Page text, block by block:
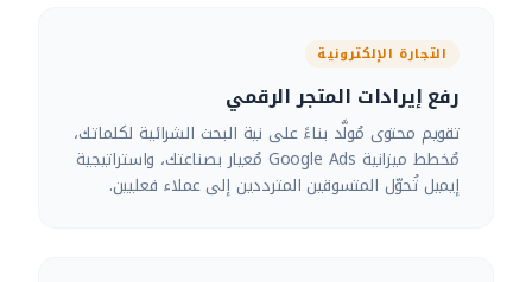
التجارة الإلكترونية
رفع إيرادات المتجر الرقمي
تقويم محتوى مُولَّد بناءً على نية البحث الشرائية لكلماتك،
مُخطط ميزانية Google Ads مُعيار بصناعتك، واستراتيجية
إيميل تُحوّل المتسوقين المترددين إلى عملاء فعليين.